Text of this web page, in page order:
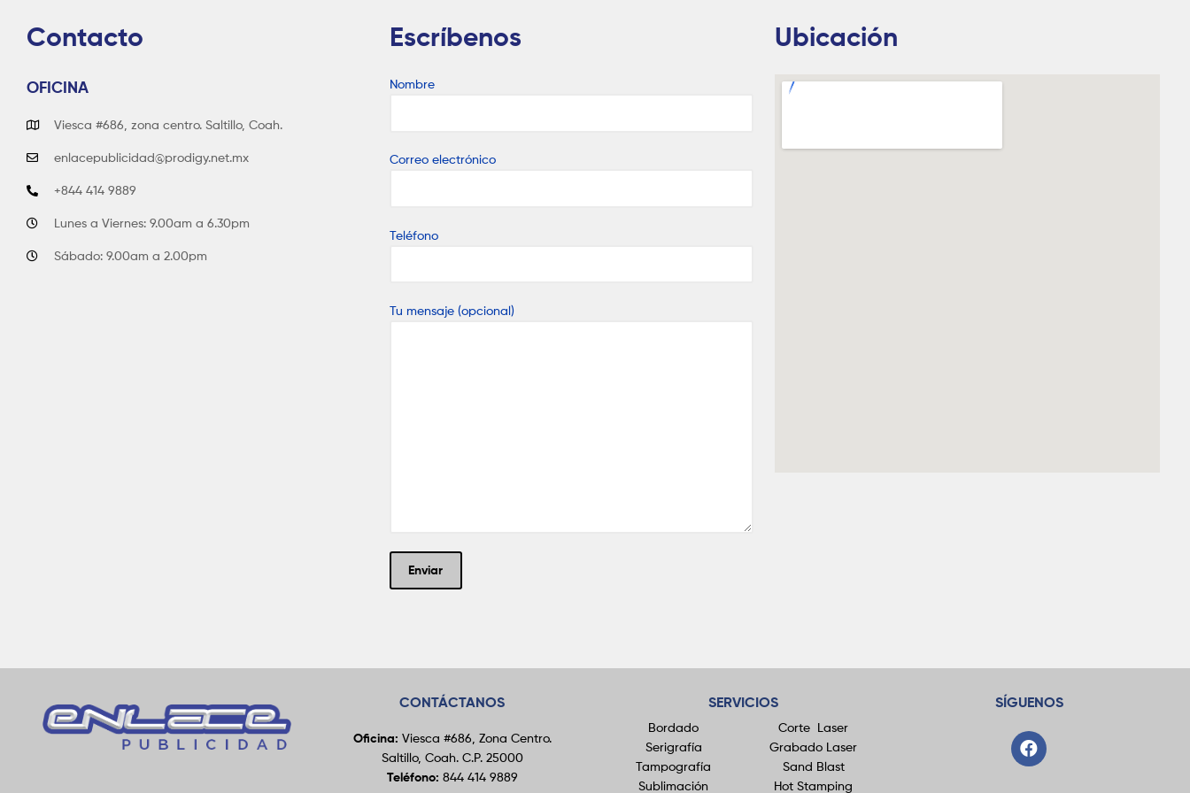
Contacto
OFICINA
Viesca #686, zona centro. Saltillo, Coah.
enlacepublicidad@prodigy.net.mx
+844 414 9889
Lunes a Viernes: 9.00am a 6.30pm
Sábado: 9.00am a 2.00pm
Escríbenos
Nombre
Correo electrónico
Teléfono
Tu mensaje (opcional)
Ubicación
CONTÁCTANOS
Oficina: Viesca #686, Zona Centro.
Saltillo, Coah. C.P. 25000
Teléfono: 844 414 9889
SERVICIOS
Bordado
Serigrafía
Tampografía
Sublimación
Corte Laser
Grabado Laser
Sand Blast
Hot Stamping
SÍGUENOS